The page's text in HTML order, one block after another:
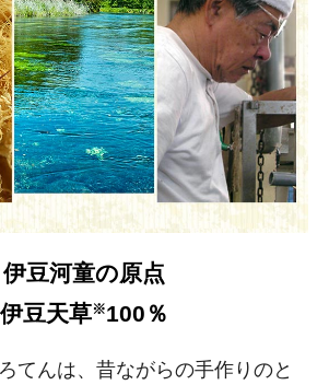
伊豆河童の原点
伊豆天草※100％
てんは、昔ながらの手作りのと